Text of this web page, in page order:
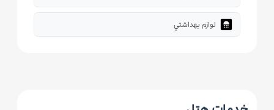
bathroom لوازم بهداشتي